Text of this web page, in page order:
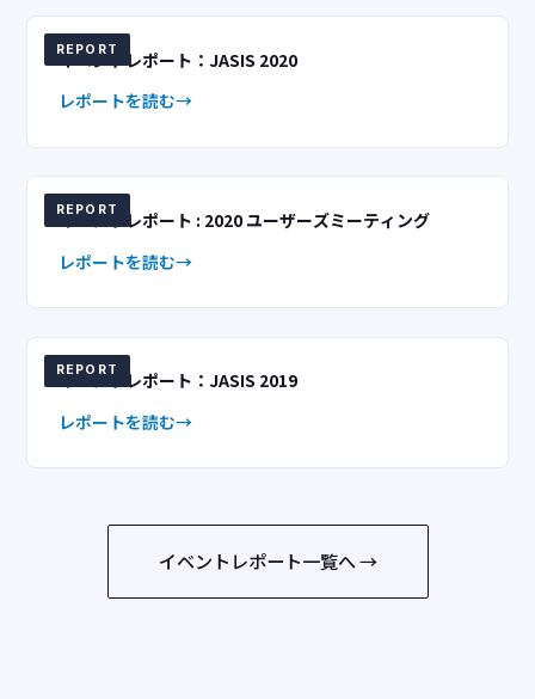
REPORT
イベントレポート：JASIS 2020
レポートを読む
REPORT
イベントレポート : 2020 ユーザーズミーティング
レポートを読む
REPORT
イベントレポート：JASIS 2019
レポートを読む
イベントレポート一覧へ →